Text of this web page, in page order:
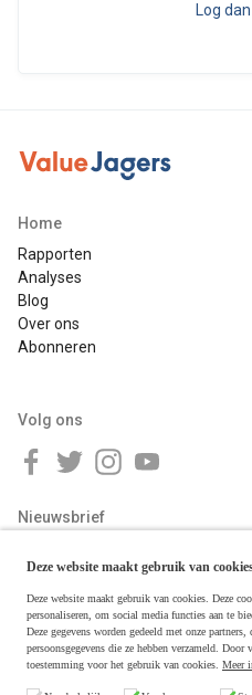
Log
Home
Rapporten
Analyses
Blog
Over ons
Abonneren
Volg ons
Nieuwsbrief
Deze website maakt gebruik van
Deze website maakt gebruik van cookies. Deze
personaliseren, om social media functies aan te
Deze gegevens worden gedeeld met onze
persoonsgegevens die ze hebben verzameld. Door
toestemming voor het gebruik van cookies. Meer